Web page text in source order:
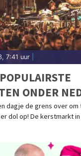
7:41 uur
ONDER
dagje de grens over
dol op! De kerstmarkt